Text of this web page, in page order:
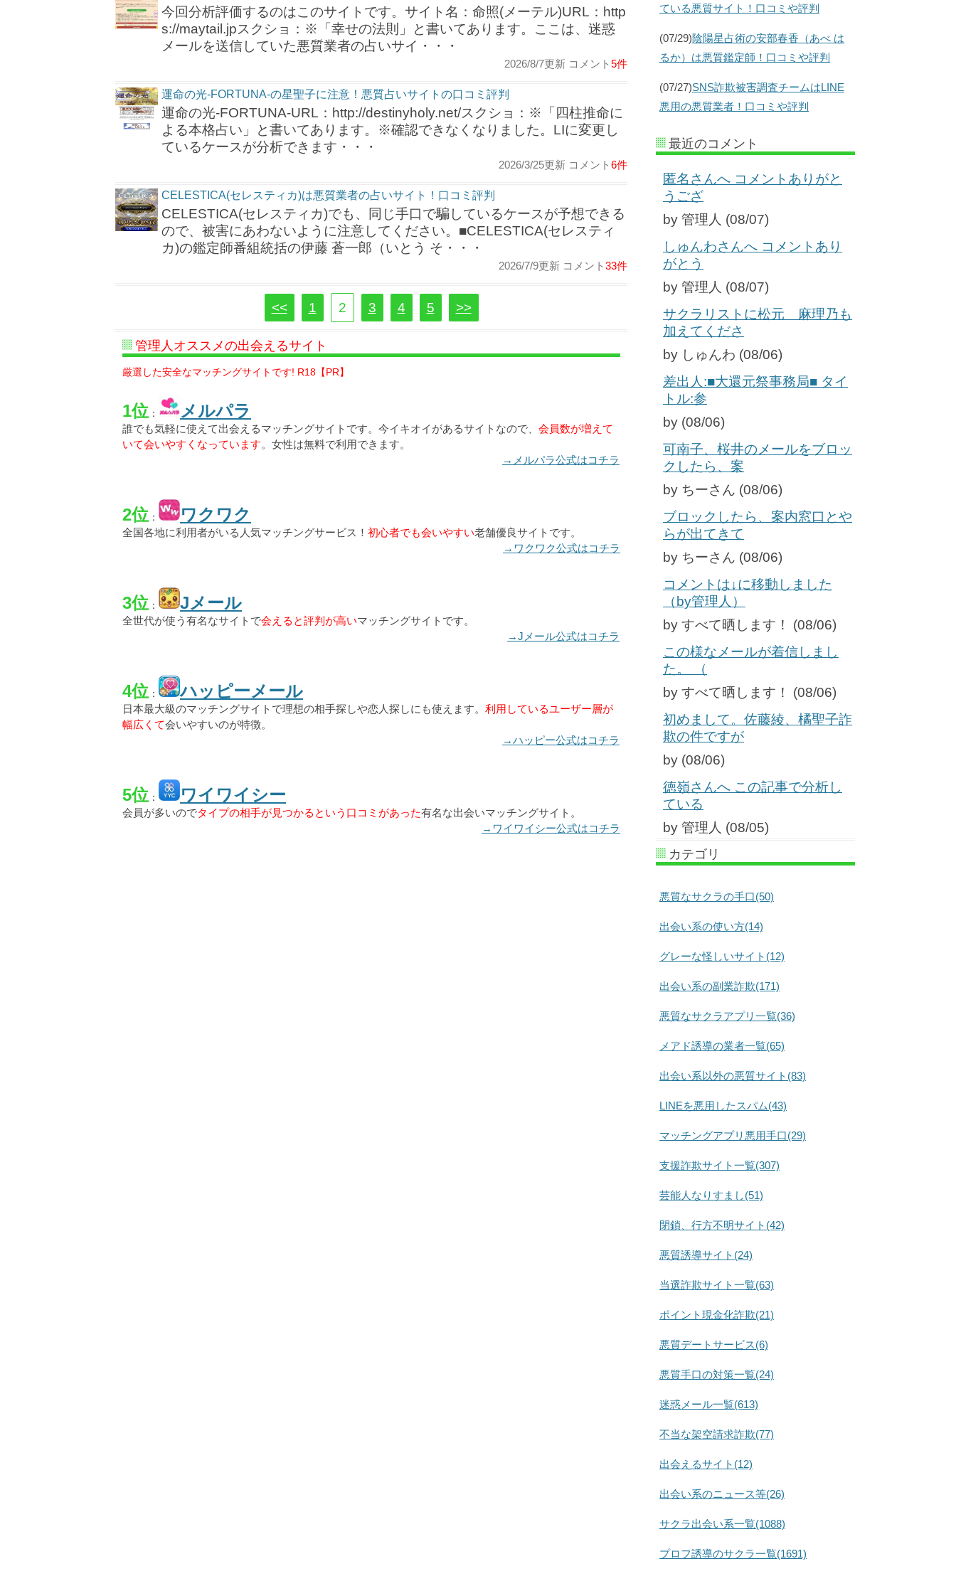
今回分析評価するのはこのサイトです。サイト名：命照(メーテル)URL：http
s://maytail.jpスクショ：※「幸せの法則」と書いてあります。ここは、迷惑
メールを送信していた悪質業者の占いサイ・・・
2026/8/7更新 コメント 5件
運命の光-FORTUNA-の星聖子に注意！悪質占いサイトの口コミ評判
運命の光-FORTUNA-URL：http://destinyholy.net/スクショ：※「四柱推命に
よる本格占い」と書いてあります。※確認できなくなりました。LIに変更し
ているケースが分析できます・・・
2026/3/25更新 コメント 6件
CELESTICA(セレスティカ)は悪質業者の占いサイト！口コミ評判
CELESTICA(セレスティカ)でも、同じ手口で騙しているケースが予想できる
ので、被害にあわないように注意してください。■CELESTICA(セレスティ
カ)の鑑定師番組統括の伊藤 蒼一郎（いとう そ・・・
2026/7/9更新 コメント 33件
<< 1 2 3 4 5 >>
管理人オススメの出会えるサイト
厳選した安全なマッチングサイトです! R18【PR】
1位 ： メルパラ
誰でも気軽に使えて出会えるマッチングサイトです。今イキオイがあるサイトなので、 会員数が増えて
いて会いやすくなっています。女性は無料で利用できます。
→メルパラ公式はコチラ
2位 ： ワクワク
全国各地に利用者がいる人気マッチングサービス！ 初心者でも会いやすい老舗優良サイトです。
→ワクワク公式はコチラ
3位 ： Jメール
全世代が使う有名なサイトで会えると評判が高いマッチングサイトです。
→Jメール公式はコチラ
4位 ： ハッピーメール
日本最大級のマッチングサイトで理想の相手探しや恋人探しにも使えます。 利用しているユーザー層が
幅広くて会いやすいのが特徴。
→ハッピー公式はコチラ
5位 ： ワイワイシー
会員が多いのでタイプの相手が見つかるという口コミがあった有名な出会いマッチングサイト。
→ワイワイシー公式はコチラ
ている悪質サイト！口コミや評判
(07/29)陰陽星占術の安部春香（あべ は
るか）は悪質鑑定師！口コミや評判
(07/27)SNS詐欺被害調査チームはLINE
悪用の悪質業者！口コミや評判
最近のコメント
匿名さんへ コメントありがと
うござ
by 管理人 (08/07)
しゅんわさんへ コメントあり
がとう
by 管理人 (08/07)
サクラリストに松元 麻理乃も
加えてくださ
by しゅんわ (08/06)
差出人:■大還元祭事務局■ タイ
トル:参
by (08/06)
可南子、桜井のメールをブロッ
クしたら、案
by ちーさん (08/06)
ブロックしたら、案内窓口とや
らが出てきて
by ちーさん (08/06)
コメントは↓に移動しました
（by管理人）
by すべて晒します！ (08/06)
この様なメールが着信しまし
た。 （
by すべて晒します！ (08/06)
初めまして。佐藤綾、橘聖子詐
欺の件ですが
by (08/06)
徳嶺さんへ この記事で分析し
ている
by 管理人 (08/05)
カテゴリ
悪質なサクラの手口(50)
出会い系の使い方(14)
グレーな怪しいサイト(12)
出会い系の副業詐欺(171)
悪質なサクラアプリ一覧(36)
メアド誘導の業者一覧(65)
出会い系以外の悪質サイト(83)
LINEを悪用したスパム(43)
マッチングアプリ悪用手口(29)
支援詐欺サイト一覧(307)
芸能人なりすまし(51)
閉鎖、行方不明サイト(42)
悪質誘導サイト(24)
当選詐欺サイト一覧(63)
ポイント現金化詐欺(21)
悪質デートサービス(6)
悪質手口の対策一覧(24)
迷惑メール一覧(613)
不当な架空請求詐欺(77)
出会えるサイト(12)
出会い系のニュース等(26)
サクラ出会い系一覧(1088)
プロフ誘導のサクラ一覧(1691)